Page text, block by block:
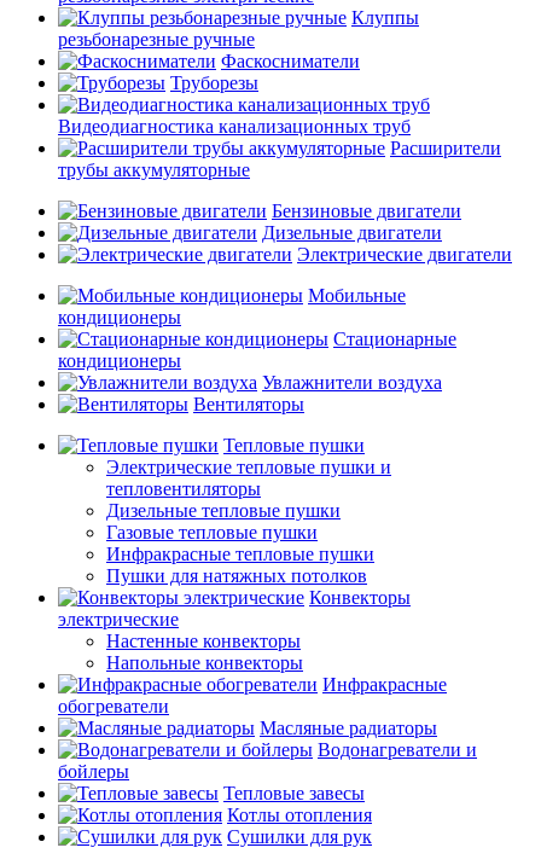
Клуппы
резьбонарезные ручные
Фаскосниматели
Труборезы
Видеодиагностика канализационных труб
Расширители
трубы аккумуляторные
Бензиновые двигатели
Дизельные двигатели
Электрические двигатели
Мобильные
кондиционеры
Стационарные
кондиционеры
Увлажнители воздуха
Вентиляторы
Тепловые пушки
Электрические тепловые пушки и
тепловентиляторы
Дизельные тепловые пушки
Газовые тепловые пушки
Инфракрасные тепловые пушки
Пушки для натяжных потолков
Конвекторы
электрические
Настенные конвекторы
Напольные конвекторы
Инфракрасные
обогреватели
Масляные радиаторы
Водонагреватели и
бойлеры
Тепловые завесы
Котлы отопления
Сушилки для рук